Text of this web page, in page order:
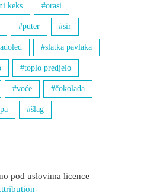
keks orasi
puter sir
slatka pavlaka
toplo predjelo
voće čokolada
šlag
pod uslovima licence